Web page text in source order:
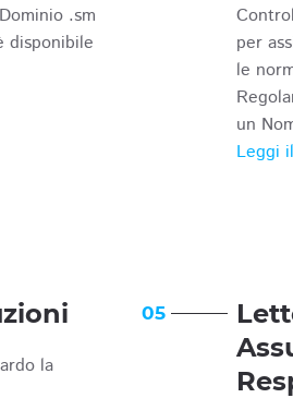
.sm
disponibile
per
le
un
Leggi
la
05